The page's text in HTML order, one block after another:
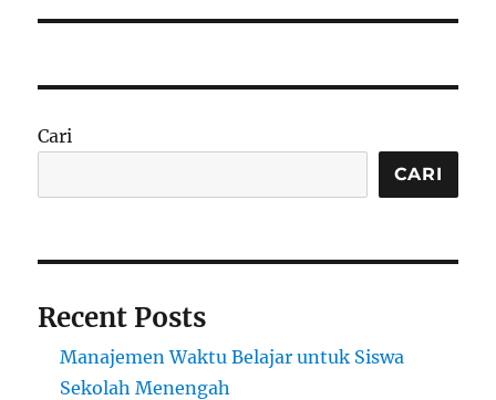
Cari
CARI
Recent Posts
Manajemen Waktu Belajar untuk Siswa
Sekolah Menengah